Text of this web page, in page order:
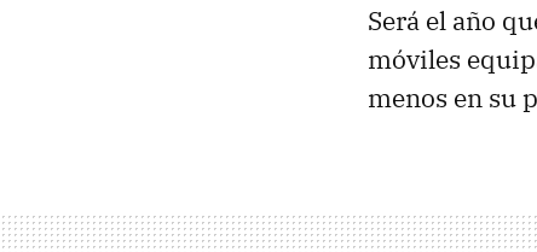
Será el año
móviles
menos en su